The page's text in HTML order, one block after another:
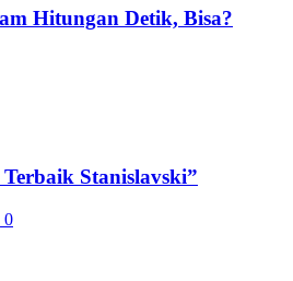
Hitungan Detik, Bisa?
Stanislavski”
0